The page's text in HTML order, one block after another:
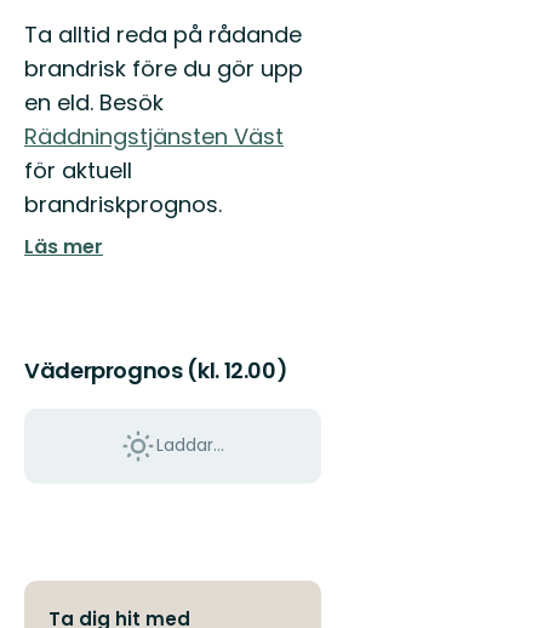
Ta alltid reda på rådande
brandrisk före du gör upp
en eld. Besök
Räddningstjänsten Väst
för aktuell
brandriskprognos.
Läs mer
Väderprognos (kl. 12.00)
Laddar...
Ta dig hit med